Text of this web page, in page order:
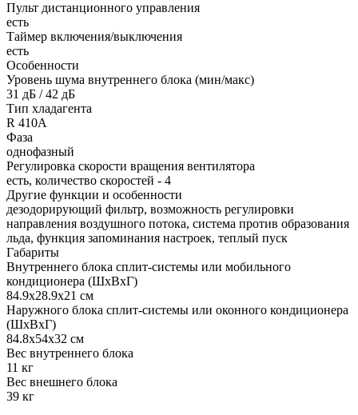
Пульт дистанционного управления
есть
Таймер включения/выключения
есть
Особенности
Уровень шума внутреннего блока (мин/макс)
31 дБ / 42 дБ
Тип хладагента
R 410A
Фаза
однофазный
Регулировка скорости вращения вентилятора
есть, количество скоростей - 4
Другие функции и особенности
дезодорирующий фильтр, возможность регулировки
направления воздушного потока, система против образования
льда, функция запоминания настроек, теплый пуск
Габариты
Внутреннего блока сплит-системы или мобильного
кондиционера (ШxВxГ)
84.9x28.9x21 см
Наружного блока сплит-системы или оконного кондиционера
(ШxВxГ)
84.8x54x32 см
Вес внутреннего блока
11 кг
Вес внешнего блока
39 кг